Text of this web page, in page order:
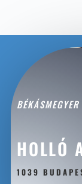
HOLLÓ
1039